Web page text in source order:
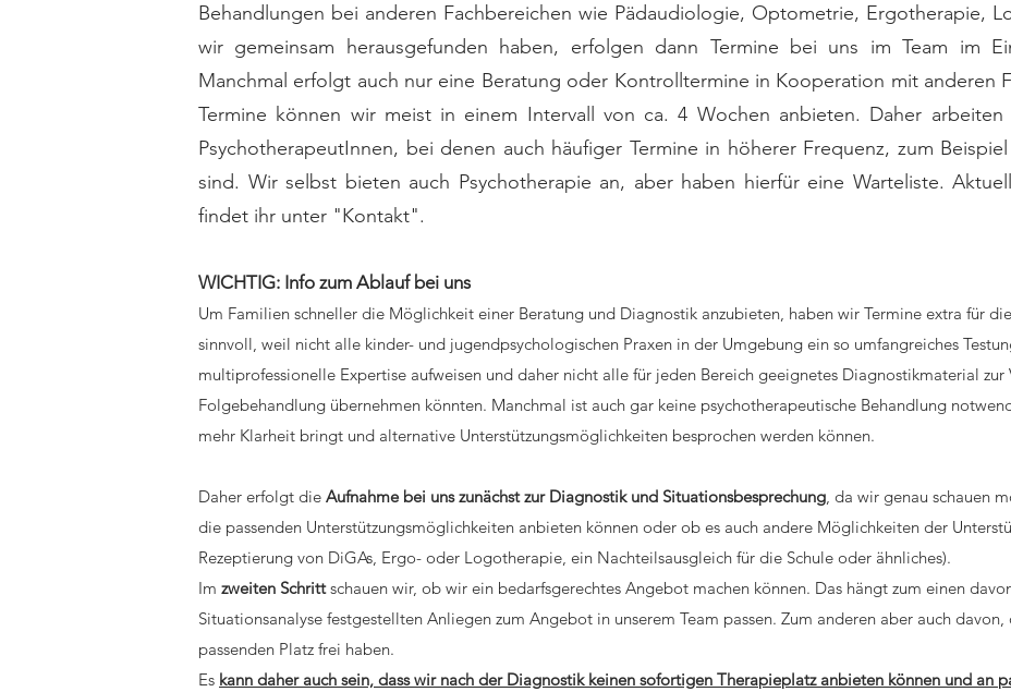
Behandlungen bei anderen Fachbereichen wie Pädaudiologie, Optometrie, Ergotherapie,
wir gemeinsam herausgefunden haben, erfolgen dann Termine bei uns im Team im
Manchmal erfolgt auch nur eine Beratung oder Kontrolltermine in Kooperation mit anderen
Termine können wir meist in einem Intervall von ca. 4 Wochen anbieten. Daher
PsychotherapeutInnen, bei denen auch häufiger Termine in höherer Frequenz, zum
sind. Wir selbst bieten auch Psychotherapie an, aber haben hierfür eine Warteliste.
findet ihr unter "Kontakt".
WICHTIG: Info zum Ablauf bei uns
Um Familien schneller die Möglichkeit einer Beratung und Diagnostik anzubieten, haben wir Termine extra für
sinnvoll, weil nicht alle kinder- und jugendpsychologischen Praxen in der Umgebung ein so umfangreiches
multiprofessionelle Expertise aufweisen und daher nicht alle für jeden Bereich geeignetes Diagnostikmaterial
Folgebehandlung übernehmen könnten. Manchmal ist auch gar keine psychotherapeutische Behandlung
mehr Klarheit bringt und alternative Unterstützungsmöglichkeiten besprochen werden können.
Daher erfolgt die Aufnahme bei uns zunächst zur Diagnostik und Situationsbesprechung, da wir genau schauen
die passenden Unterstützungsmöglichkeiten anbieten können oder ob es auch andere Möglichkeiten der
Rezeptierung von DiGAs, Ergo- oder Logotherapie, ein Nachteilsausgleich für die Schule oder ähnliches).
Im zweiten Schrittschauen wir, ob wir ein bedarfsgerechtes Angebot machen können. Das hängt zum einen
Situationsanalyse festgestellten Anliegen zum Angebot in unserem Team passen. Zum anderen aber auch
passenden Platz frei haben.
Es kann daher auch sein, dass wir nach der Diagnostik keinen sofortigen Therapieplatz anbieten können und an